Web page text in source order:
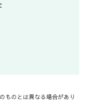
ものとは異なる場合があり